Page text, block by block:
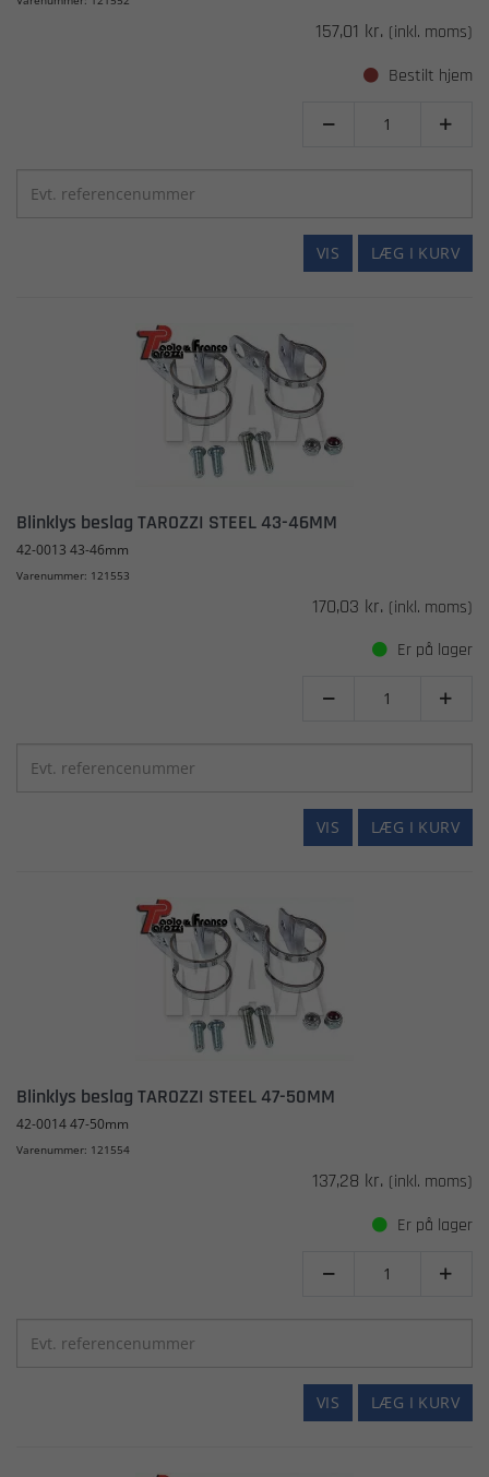
157,01 kr. (inkl. moms)
Bestilt hjem
 
LÆG I KURV
VIS
Blinklys beslag TAROZZI STEEL 43-46MM
42-0013 43-46mm
Varenummer: 121553
170,03 kr. (inkl. moms)
Er på lager
 
LÆG I KURV
VIS
Blinklys beslag TAROZZI STEEL 47-50MM
42-0014 47-50mm
Varenummer: 121554
137,28 kr. (inkl. moms)
Er på lager
 
LÆG I KURV
VIS